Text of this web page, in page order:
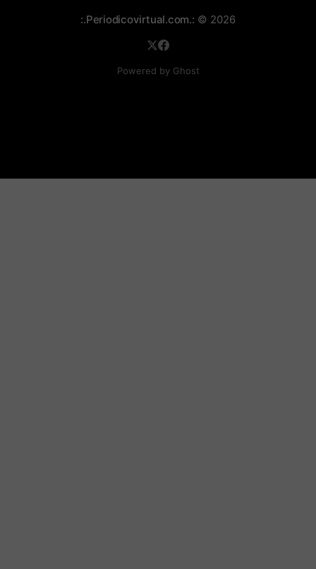
:.Periodicovirtual.com.: © 2026
Powered by Ghost